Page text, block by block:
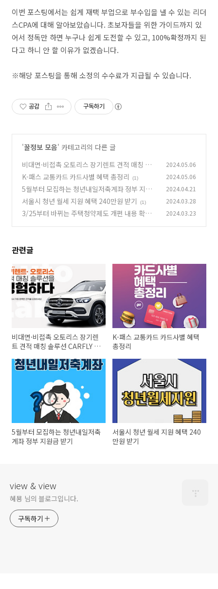
이번 포스팅에서는 쉽게 재택 부업으로 부수입을 낼 수 있는 리더
스CPA에 대해 알아보았습니다. 초보자들을 위한 가이드까지 있
어서 정독만 하면 누구나 쉽게 도전할 수 있고, 100%확정까지 된
다고 하니 안 할 이유가 없겠습니다.
※해당 포스팅을 통해 소정의 수수료가 지급될 수 있습니다.
공감 구독하기
'꿀정보 모음' 카테고리의 다른 글
비대면·비접촉 오토리스 장기렌트 견적 매칭 솔
루션 CARFLY 오토랩스 (0)
2024.05.06
K-패스 교통카드 카드사별 혜택 총정리 (1) 2024.05.06
5월부터 모집하는 청년내일저축계좌 정부 지원
금 받기
(0)
2024.04.21
서울시 청년 월세 지원 혜택 240만원 받기 (1) 2024.03.28
3/25부터 바뀌는 주택청약제도 개편 내용 확인하
2024.03.23
관련글
비대면·비접촉 오토리스 장기렌
트 견적 매칭 솔루션 CARFLY 오
K-패스 교통카드 카드사별 혜택
총정리
5월부터 모집하는 청년내일저축
계좌 정부 지원금 받기
서울시 청년 월세 지원 혜택 240
만원 받기
view & view
혜묭 님의 블로그입니다.
구독하기